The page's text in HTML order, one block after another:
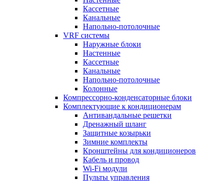
Кассетные
Канальные
Напольно-потолочные
VRF системы
Наружные блоки
Настенные
Кассетные
Канальные
Напольно-потолочные
Колонные
Компрессорно-конденсаторные блоки
Комплектующие к кондиционерам
Антивандальные решетки
Дренажный шланг
Защитные козырьки
Зимние комплекты
Кронштейны для кондиционеров
Кабель и провод
Wi-Fi модули
Пульты управления